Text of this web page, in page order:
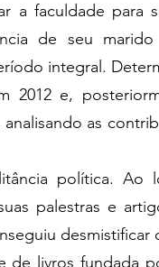
a faculdade para
de seu
integral.
2012 e,
as
política.
palestras e
livros fundada